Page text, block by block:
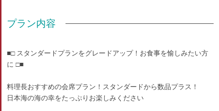
プラン内容
■□ スタンダードプランをグレードアップ！お食事を愉しみたい方
に □■
料理長おすすめの会席プラン！スタンダードから数品プラス！
日本海の海の幸をたっぷりお楽しみください